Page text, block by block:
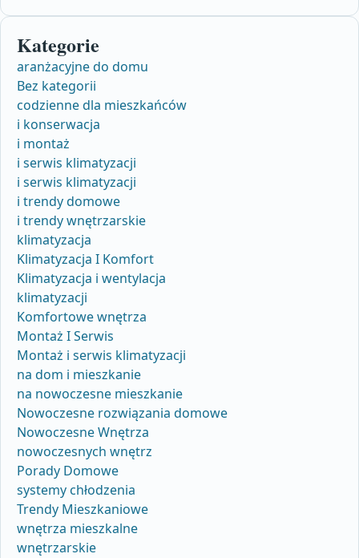
Kategorie
aranżacyjne do domu
Bez kategorii
codzienne dla mieszkańców
i konserwacja
i montaż
i serwis klimatyzacji
i serwis klimatyzacji
i trendy domowe
i trendy wnętrzarskie
klimatyzacja
Klimatyzacja I Komfort
Klimatyzacja i wentylacja
klimatyzacji
Komfortowe wnętrza
Montaż I Serwis
Montaż i serwis klimatyzacji
na dom i mieszkanie
na nowoczesne mieszkanie
Nowoczesne rozwiązania domowe
Nowoczesne Wnętrza
nowoczesnych wnętrz
Porady Domowe
systemy chłodzenia
Trendy Mieszkaniowe
wnętrza mieszkalne
wnętrzarskie